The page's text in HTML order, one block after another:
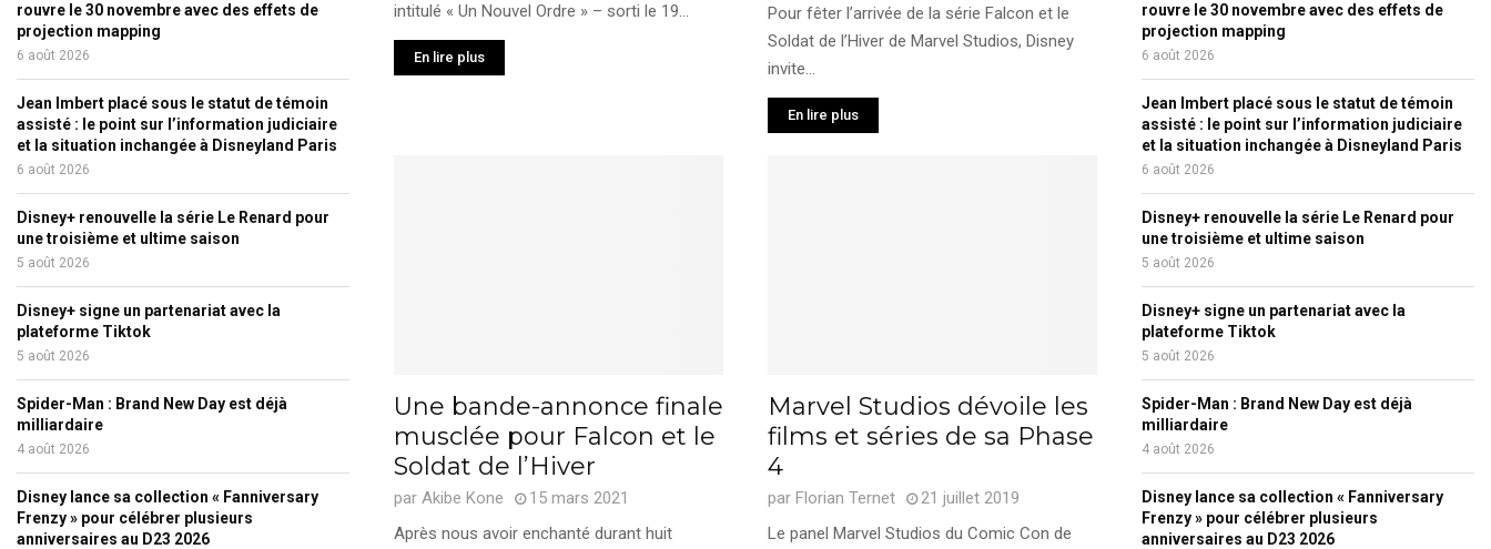
intitulé « Un Nouvel Ordre » – sorti le 19...
En lire plus
Pour fêter l’arrivée de la série Falcon et le
Soldat de l’Hiver de Marvel Studios, Disney
invite...
En lire plus
Une bande-annonce finale
musclée pour Falcon et le
Soldat de l’Hiver
par Akibe Kone
15 mars 2021
Après nous avoir enchanté durant huit
Marvel Studios dévoile les
films et séries de sa Phase
4
par Florian Ternet
21 juillet 2019
Le panel Marvel Studios du Comic Con de
rouvre le 30 novembre avec des effets de
projection mapping
6 août 2026
Jean Imbert placé sous le statut de témoin
assisté : le point sur l’information judiciaire
et la situation inchangée à Disneyland Paris
6 août 2026
Disney+ renouvelle la série Le Renard pour
une troisième et ultime saison
5 août 2026
Disney+ signe un partenariat avec la
plateforme Tiktok
5 août 2026
Spider-Man : Brand New Day est déjà
milliardaire
4 août 2026
Disney lance sa collection « Fanniversary
Frenzy » pour célébrer plusieurs
anniversaires au D23 2026
rouvre le 30 novembre avec des effets de
projection mapping
6 août 2026
Jean Imbert placé sous le statut de témoin
assisté : le point sur l’information judiciaire
et la situation inchangée à Disneyland Paris
6 août 2026
Disney+ renouvelle la série Le Renard pour
une troisième et ultime saison
5 août 2026
Disney+ signe un partenariat avec la
plateforme Tiktok
5 août 2026
Spider-Man : Brand New Day est déjà
milliardaire
4 août 2026
Disney lance sa collection « Fanniversary
Frenzy » pour célébrer plusieurs
anniversaires au D23 2026